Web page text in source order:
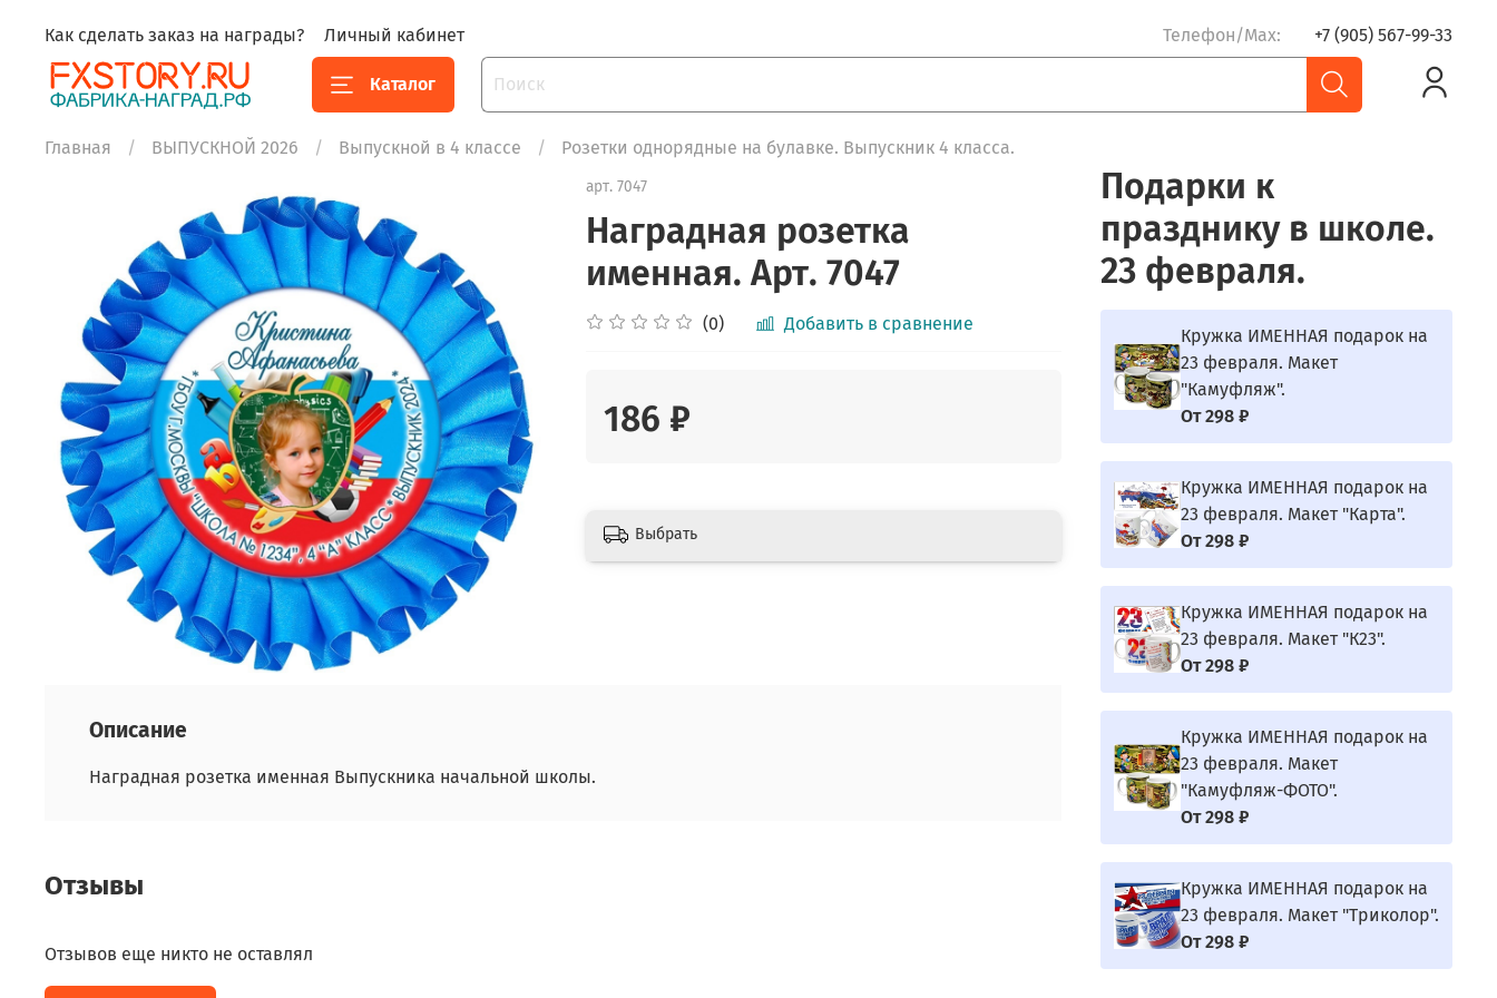
Как сделать заказ на награды? Личный кабинет Телефон/Max: +7 (905) 567-99-33
Каталог
Главная ВЫПУСКНОЙ 2026 Выпускной в 4 классе Розетки однорядные на булавке. Выпускник 4 класса.
арт.7047
Наградная розетка
именная. Арт. 7047
(0) Добавить в сравнение
186 ₽
Выбрать
Описание
Наградная розетка именная Выпускника начальной школы.
Отзывы
Отзывов еще никто не оставлял
Подарки к
празднику в школе.
23 февраля.
Кружка ИМЕННАЯ подарок на
23 февраля. Макет
"Камуфляж".
От 298 ₽
Кружка ИМЕННАЯ подарок на
23 февраля. Макет "Карта".
От 298 ₽
Кружка ИМЕННАЯ подарок на
23 февраля. Макет "К23".
От 298 ₽
Кружка ИМЕННАЯ подарок на
23 февраля. Макет
"Камуфляж-ФОТО".
От 298 ₽
Кружка ИМЕННАЯ подарок на
23 февраля. Макет "Триколор".
От 298 ₽